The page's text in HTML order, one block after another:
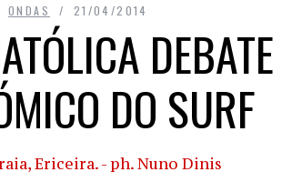
ONDAS 21/04/2014
DO SURF